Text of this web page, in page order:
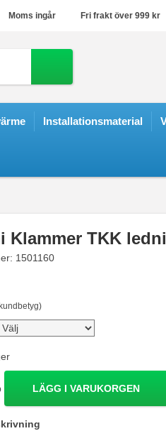
Moms ingår Fri frakt över 999 kr
Installationsmaterial
Klammer TKK
1501160
LÄGG I VARUKORGEN